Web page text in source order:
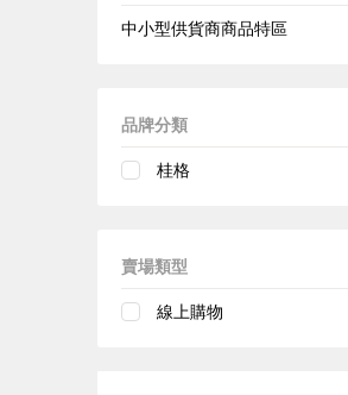
中小型供貨商商品特區
品牌分類
桂格
賣場類型
線上購物